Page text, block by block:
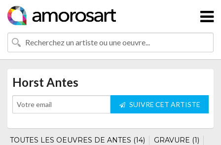
Horst Antes
SUIVRE CET ARTISTE
TOUTES LES OEUVRES DE ANTES (14)
GRAVURE (1)